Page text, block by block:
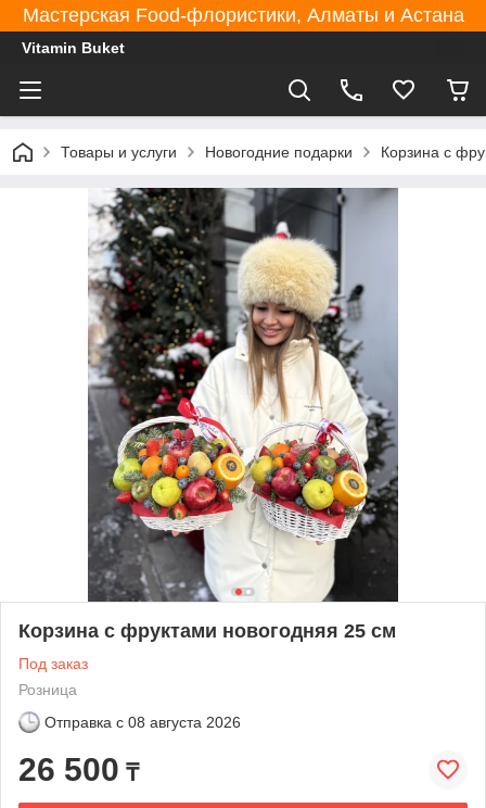
Мастерская Food-флористики, Алматы и Астана
Vitamin Buket
Товары и услуги Новогодние подарки Корзина с
Корзина с фруктами новогодняя 25 см
Под заказ
Розница
Отправка с 08 августа 2026
26 500 ₸